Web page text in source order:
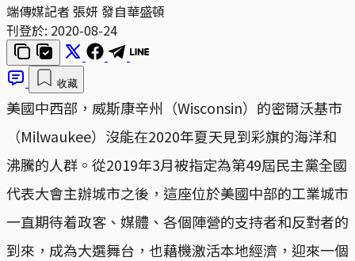
端傳媒記者 張妍 發自華盛頓
刊登於: 2020-08-24
收藏
美國中西部，威斯康辛州（Wisconsin）的密爾沃基市
（Milwaukee）沒能在2020年夏天見到彩旗的海洋和
沸騰的人群。從2019年3月被指定為第49屆民主黨全國
代表大會主辦城市之後，這座位於美國中部的工業城市
一直期待着政客、媒體、各個陣營的支持者和反對者的
到來，成為大選舞台，也藉機激活本地經濟，迎來一個